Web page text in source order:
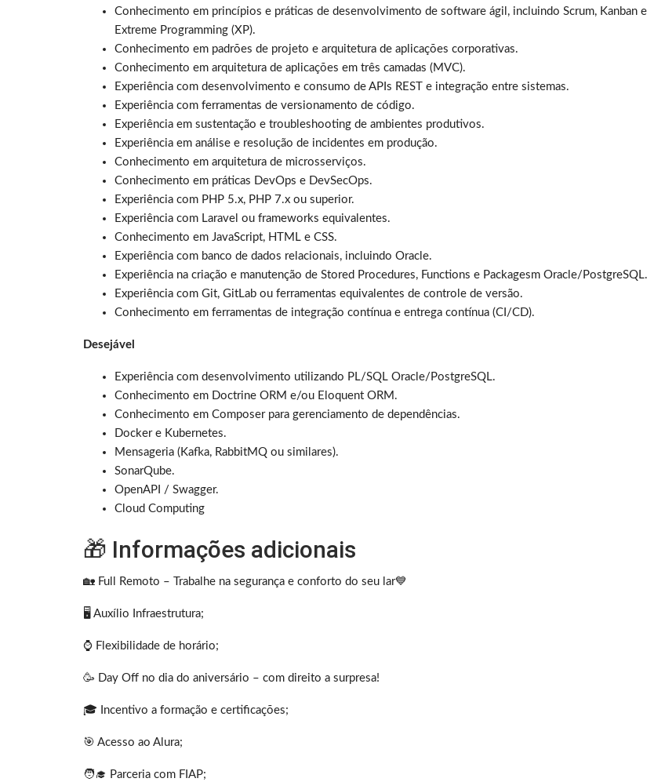
Conhecimento em princípios e práticas de desenvolvimento de software ágil, incluindo Scrum, Kanban e
Extreme Programming (XP).
Conhecimento em padrões de projeto e arquitetura de aplicações corporativas.
Conhecimento em arquitetura de aplicações em três camadas (MVC).
Experiência com desenvolvimento e consumo de APIs REST e integração entre sistemas.
Experiência com ferramentas de versionamento de código.
Experiência em sustentação e troubleshooting de ambientes produtivos.
Experiência em análise e resolução de incidentes em produção.
Conhecimento em arquitetura de microsserviços.
Conhecimento em práticas DevOps e DevSecOps.
Experiência com PHP 5.x, PHP 7.x ou superior.
Experiência com Laravel ou frameworks equivalentes.
Conhecimento em JavaScript, HTML e CSS.
Experiência com banco de dados relacionais, incluindo Oracle.
Experiência na criação e manutenção de Stored Procedures, Functions e Packagesm Oracle/PostgreSQL.
Experiência com Git, GitLab ou ferramentas equivalentes de controle de versão.
Conhecimento em ferramentas de integração contínua e entrega contínua (CI/CD).
Desejável
Experiência com desenvolvimento utilizando PL/SQL Oracle/PostgreSQL.
Conhecimento em Doctrine ORM e/ou Eloquent ORM.
Conhecimento em Composer para gerenciamento de dependências.
Docker e Kubernetes.
Mensageria (Kafka, RabbitMQ ou similares).
SonarQube.
OpenAPI / Swagger.
Cloud Computing
🎁 Informações adicionais
🏡 Full Remoto – Trabalhe na segurança e conforto do seu lar💙
🖥️ Auxílio Infraestrutura;
⌚️ Flexibilidade de horário;
🥳 Day Off no dia do aniversário – com direito a surpresa!
🎓 Incentivo a formação e certificações;
🎯 Acesso ao Alura;
🧑‍🎓 Parceria com FIAP;